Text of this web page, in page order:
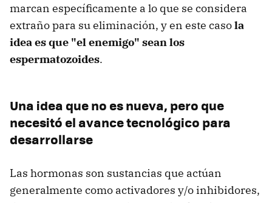
marcan específicamente a lo que se considera
extraño para su eliminación, y en este casola
idea es que "el enemigo" sean los
espermatozoides.
Una idea que no es nueva, pero que
necesitó el avance tecnológico para
desarrollarse
Las hormonas son sustancias que actúan
generalmente como activadores y/o inhibidores,